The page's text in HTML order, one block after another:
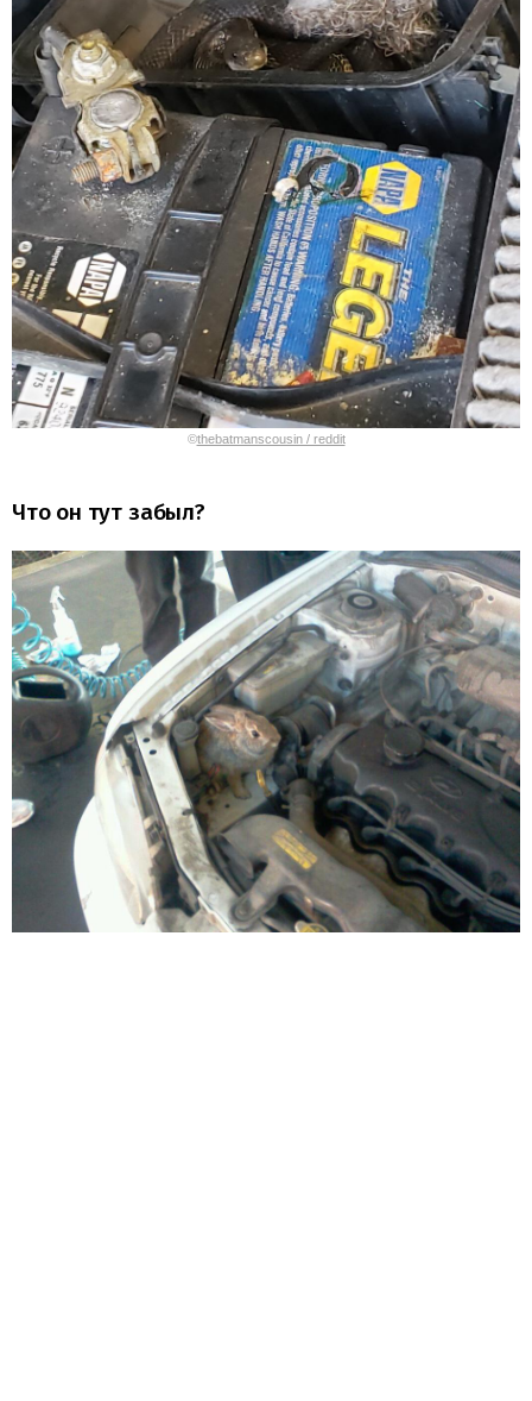
©thebatmanscousin / reddit
Что он тут забыл?